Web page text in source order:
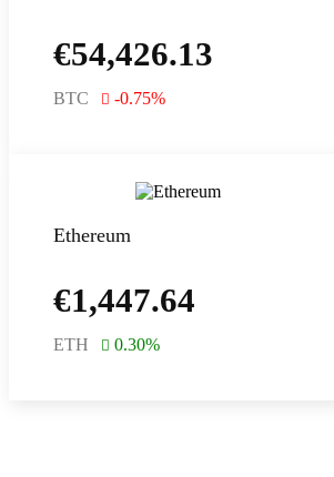
€54,426.13
BTC -0.75%
Ethereum
€1,447.64
ETH 0.30%